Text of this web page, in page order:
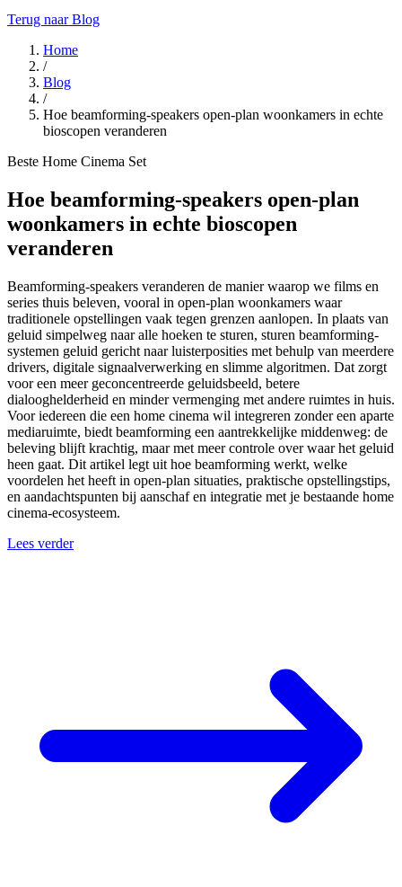
Terug naar Blog
Home
/
Blog
/
Hoe beamforming-speakers open‑plan woonkamers in echte
bioscopen veranderen
Beste Home Cinema Set
Hoe beamforming-speakers open‑plan
woonkamers in echte bioscopen
veranderen
Beamforming-speakers veranderen de manier waarop we films en
series thuis beleven, vooral in open‑plan woonkamers waar
traditionele opstellingen vaak tegen grenzen aanlopen. In plaats van
geluid simpelweg naar alle hoeken te sturen, sturen beamforming-
systemen geluid gericht naar luisterposities met behulp van meerdere
drivers, digitale signaalverwerking en slimme algoritmen. Dat zorgt
voor een meer geconcentreerde geluidsbeeld, betere
dialooghelderheid en minder vermenging met andere ruimtes in huis.
Voor iedereen die een home cinema wil integreren zonder een aparte
mediaruimte, biedt beamforming een aantrekkelijke middenweg: de
beleving blijft krachtig, maar met meer controle over waar het geluid
heen gaat. Dit artikel legt uit hoe beamforming werkt, welke
voordelen het heeft in open‑plan situaties, praktische opstellingstips,
en aandachtspunten bij aanschaf en integratie met je bestaande home
cinema-ecosysteem.
Lees verder